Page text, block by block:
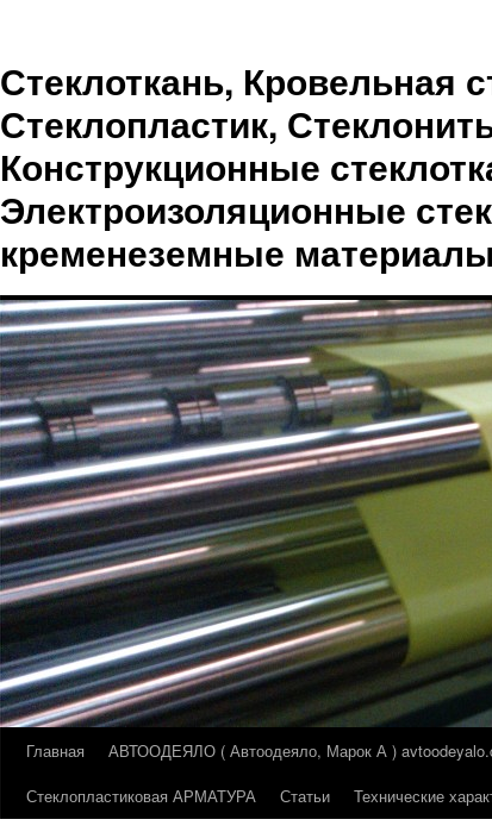
Стеклоткань, Кровельная
Стеклопластик,
Конструкционные
Электроизоляционные
кременеземные
Перейти
Главная АВТООДЕЯЛО ( Автоодеяло, Марок А )
Стеклопластиковая АРМАТУРА
Статьи Технические